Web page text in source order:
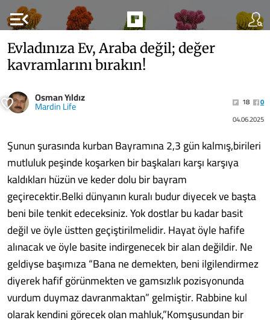
menu_open
Evladınıza Ev, Araba değil; değer
kavramlarını bırakın!
Osman Yıldız
Mardin Life 18
0
04.06.2025
Şunun şurasında kurban Bayramına 2,3 gün kalmış,birileri
mutluluk peşinde koşarken bir başkaları karşı karşıya
kaldıkları hüzün ve keder dolu bir bayram
geçirecektir.Belki dünyanın kuralı budur diyecek ve başta
beni bile tenkit edeceksiniz. Yok dostlar bu kadar basit
değil ve öyle üstten geçiştirilmelidir. Hayat öyle hafife
alınacak ve öyle basite indirgenecek bir alan değildir. Ne
geldiyse başımıza “Bana ne demekten, beni ilgilendirmez
diyerek hafif görünmekten ve gamsızlık pozisyonunda
vurdum duymaz davranmaktan” gelmiştir. Rabbine kul
olarak kendini görecek olan mahluk,”Komşusundan bir